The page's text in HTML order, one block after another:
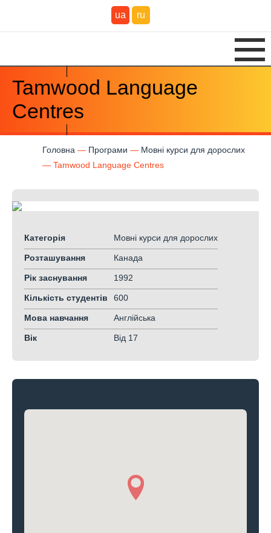
ua ru
Tamwood Language
Centres
Головна Програми
Мовні курси для дорослих
Tamwood Language Centres
Категорія Мовні курси для дорослих
Розташування Канада
Рік заснування 1992
Кількість студентів 600
Мова навчання Англійська
Вік Від 17